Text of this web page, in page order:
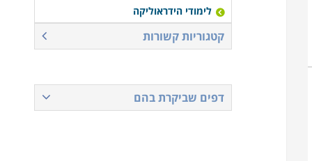
לימודי הידראוליקה
קטגוריות קשורות
דפים שביקרת בהם